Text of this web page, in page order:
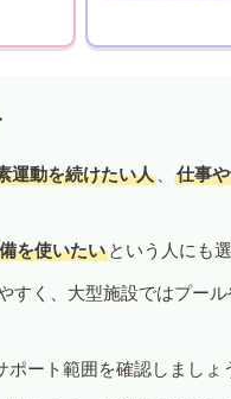
運動を続けたい人 、 仕事
を使いたい という人にも
く、大型施設ではプー
ート範囲を確認しましょ